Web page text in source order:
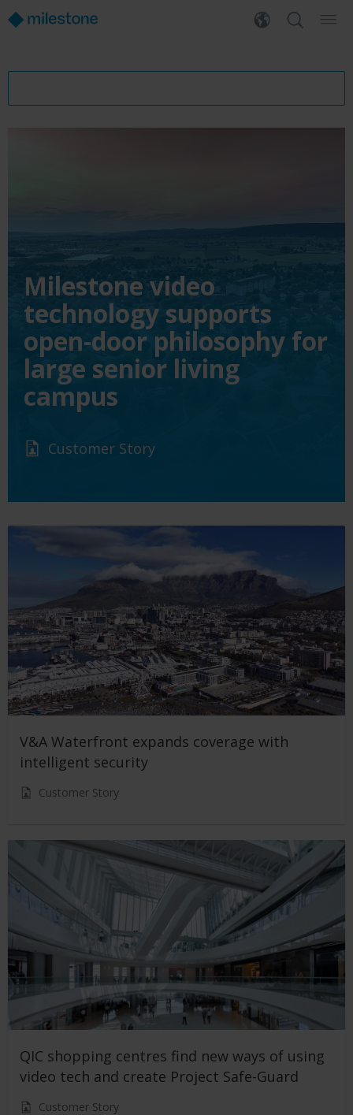
Milestone video
technology supports
open-door philosophy for
large senior living
campus
Customer Story
V&A Waterfront expands coverage with
intelligent security
Customer Story
QIC shopping centres find new ways of using
video tech and create Project Safe-Guard
Customer Story